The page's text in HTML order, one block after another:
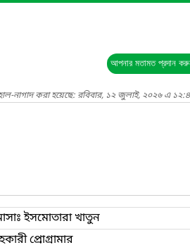
আপনার মতামত প্রদান
নাগাদ করা হয়েছে: রবিবার, ১২ জুলাই, ২০২৬ এ
ইসমোতারা খাতুন
প্রোগ্রামার